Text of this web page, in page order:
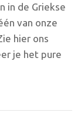
in de Griekse
van onze
hier ons
je het pure